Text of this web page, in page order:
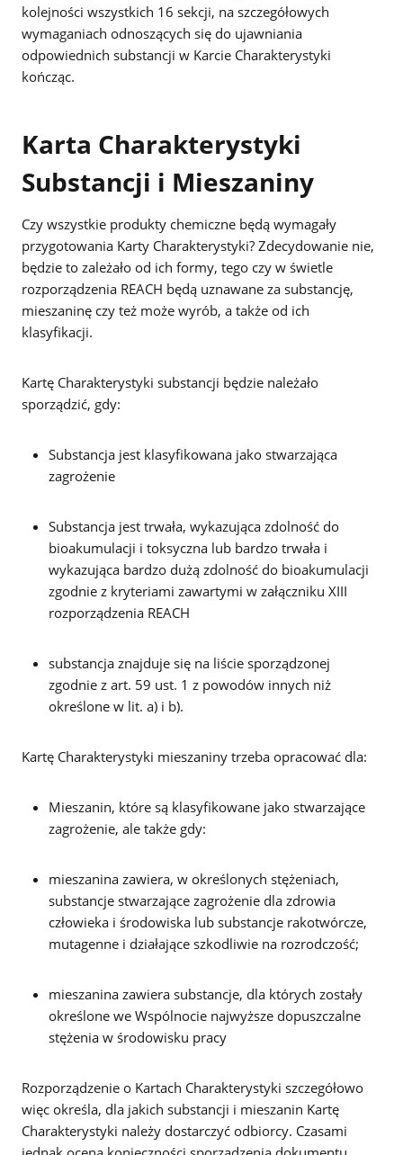
kolejności wszystkich 16 sekcji, na szczegółowych
wymaganiach odnoszących się do ujawniania
odpowiednich substancji w Karcie Charakterystyki
kończąc.
Karta Charakterystyki
Substancji i Mieszaniny
Czy wszystkie produkty chemiczne będą wymagały
przygotowania Karty Charakterystyki? Zdecydowanie nie,
będzie to zależało od ich formy, tego czy w świetle
rozporządzenia REACH będą uznawane za substancję,
mieszaninę czy też może wyrób, a także od ich
klasyfikacji.
Kartę Charakterystyki substancji będzie należało
sporządzić, gdy:
Substancja jest klasyfikowana jako stwarzająca
zagrożenie
Substancja jest trwała, wykazująca zdolność do
bioakumulacji i toksyczna lub bardzo trwała i
wykazująca bardzo dużą zdolność do bioakumulacji
zgodnie z kryteriami zawartymi w załączniku XIII
rozporządzenia REACH
substancja znajduje się na liście sporządzonej
zgodnie z art. 59 ust. 1 z powodów innych niż
określone w lit. a) i b).
Kartę Charakterystyki mieszaniny trzeba opracować dla:
Mieszanin, które są klasyfikowane jako stwarzające
zagrożenie, ale także gdy:
mieszanina zawiera, w określonych stężeniach,
substancje stwarzające zagrożenie dla zdrowia
człowieka i środowiska lub substancje rakotwórcze,
mutagenne i działające szkodliwie na rozrodczość;
mieszanina zawiera substancje, dla których zostały
określone we Wspólnocie najwyższe dopuszczalne
stężenia w środowisku pracy
Rozporządzenie o Kartach Charakterystyki szczegółowo
więc określa, dla jakich substancji i mieszanin Kartę
Charakterystyki należy dostarczyć odbiorcy. Czasami